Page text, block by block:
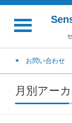
お問い合わせ
月別アー